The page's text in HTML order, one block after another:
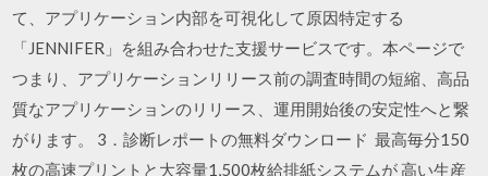
て、アプリケーション内部を可視化して原因特定する
「JENNIFER」を組み合わせた支援サービスです。本ページで
つまり、アプリケーションリリース前の調査時間の短縮、高品
質なアプリケーションのリリース、運用開始後の安定性へと繋
がります。 3．診断レポートの無料ダウンロード 最高毎分150
枚の高速プリントと大容量1,500枚給排紙システムが 高い生産